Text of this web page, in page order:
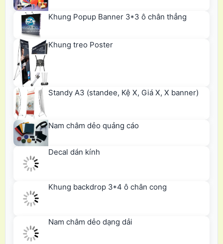
Khung Popup Banner 3*3 ô chân thẳng
Khung treo Poster
Standy A3 (standee, Kệ X, Giá X, X banner)
Nam châm dẻo quảng cáo
Decal dán kính
Khung backdrop 3*4 ô chân cong
Nam châm dẻo dạng dải